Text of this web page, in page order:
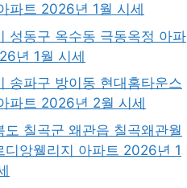
파트 2026년 1월 시세
성동구 옥수동 극동옥정 아파
년 1월 시세
송파구 방이동 현대홈타운스
파트 2026년 2월 시세
도 칠곡군 왜관읍 칠곡왜관월
디앙웰리지 아파트 2026년 1